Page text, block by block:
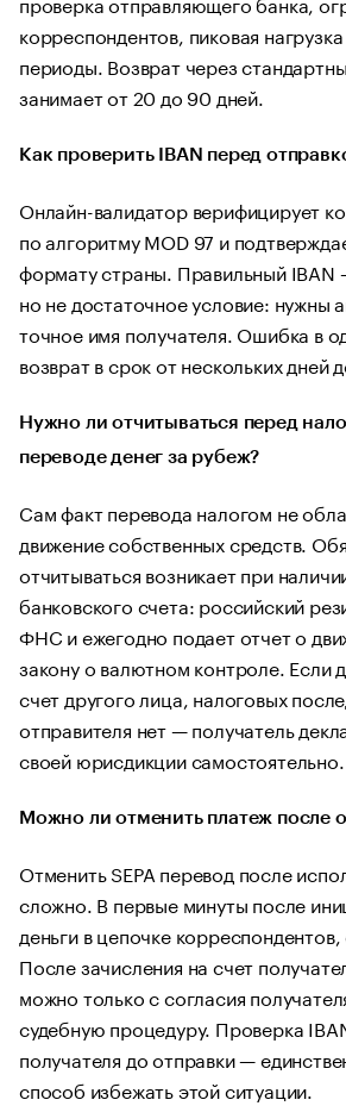
корреспондентов, пиковая
периоды. Возврат через
занимает от 20 до 90 дней.
Как проверить IBAN перед
Онлайн-валидатор верифицирует
по алгоритму MOD 97 и
формату страны. Правильный
но не достаточное условие: нужны
точное имя получателя. Ошибка в
возврат в срок от нескольких дней
Нужно ли отчитываться перед
переводе денег за рубеж?
Сам факт перевода налогом не
движение собственных средств.
отчитываться возникает при
банковского счета: российский
ФНС и ежегодно подает отчет о
закону о валютном контроле. Если
счет другого лица, налоговых
отправителя нет — получатель
своей юрисдикции самостоятельно.
Можно ли отменить платеж после
Отменить SEPA перевод после
сложно. В первые минуты после
деньги в цепочке
После зачисления на счет
можно только с согласия
судебную процедуру. Проверка
получателя до отправки —
способ избежать этой ситуации.